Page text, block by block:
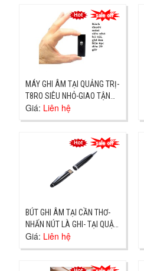
MÁY GHI ÂM TẠI QUẢNG TRỊ-
T8RO SIÊU NHỎ-GIAO TẬN
NƠI
Giá: Liên hệ
BÚT GHI ÂM TẠI CẦN THƠ-
NHẤN NÚT LÀ GHI- TẠI QUẬN
NINH KIỀU
Giá: Liên hệ